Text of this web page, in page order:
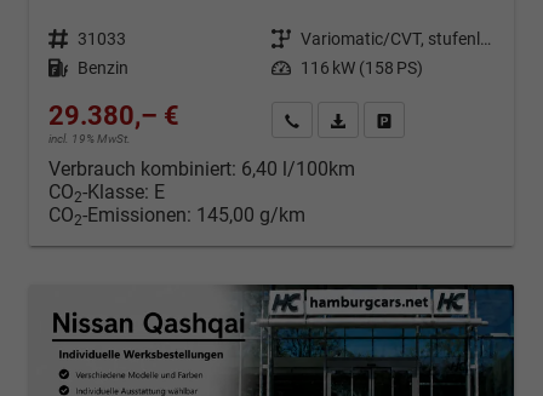
Fahrzeugnr. 31033 Getriebe
Variomatic/CVT, stufenlos
Kraftstoff Benzin Leistung 116 kW (158 PS)
29.380,– €
incl. 19% MwSt.
Kontakt & Angebot anfordern
PDF-Datei, Fahrzeugexposé
Verbrauch kombiniert: 6,40 l/100km
CO2-Klasse: E
CO2-Emissionen: 145,00 g/km